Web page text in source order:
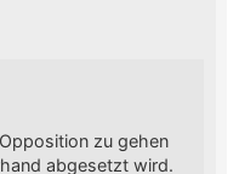
zu gehen
abgesetzt wird.